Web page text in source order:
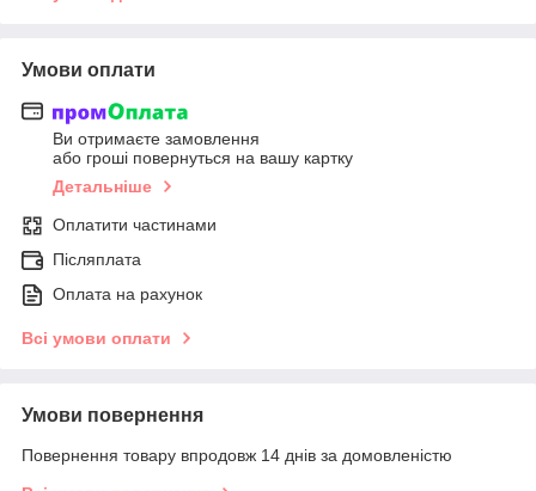
Умови оплати
Ви отримаєте замовлення
або гроші повернуться на вашу картку
Детальніше
Оплатити частинами
Післяплата
Оплата на рахунок
Всі умови оплати
Умови повернення
Повернення товару впродовж 14 днів за домовленістю